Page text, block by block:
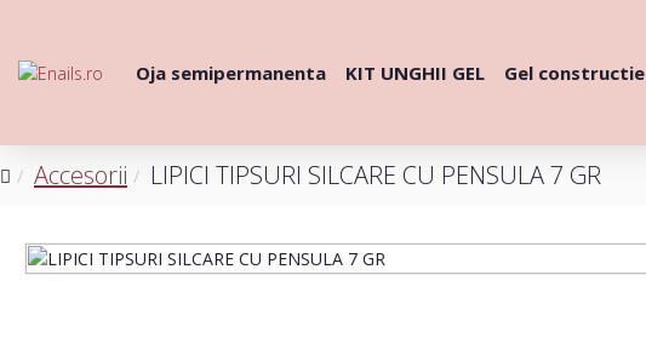
Oja semipermanenta KIT UNGHII GEL Gel constructie
Accesorii LIPICI TIPSURI SILCARE CU PENSULA 7 GR